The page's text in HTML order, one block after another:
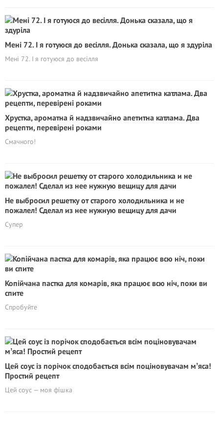
Мені 72. І я готуюся до весілля. Донька сказала, що я здуріла
Мені 72. І я готуюся до весілля
Хрустка, ароматна й надзвичайно апетитна катлама. Два
рецепти, перевірені роками
Смачного!
Не выбросил решетку от старoго холодильника и не
пожалел! Сделал из нее нужную вещицу для дачи
Супер
Копійчана пастка для комарів, яка працює всю ніч, поки ви
спите
Спробуйте
Цей соус із порічок сподобається всім поціновувачам мʼяса!
Простий рецепт
Цей соус — моя фішка